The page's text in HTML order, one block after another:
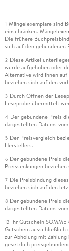
1 Mängelexemplare sind
einschränken.
Die frühere
sich auf den gebundenen
2 Diese Artikel
wurde aufgehoben oder
Alternative wird Ihnen
beziehen sich auf den
3 Durch Öffnen der
Leseprobe übermittelt
4 Der gebundene Preis
dargestellten Datums
5 Der Preisvergleich
Herstellers.
6 Der gebundene Preis
Preissenkungen
7 Die Preisbindung
beziehen sich auf den
8 Der gebundene Preis
dargestellten Datums
12 Ihr Gutschein
Gutschein ausschließlich
zur Abholung mit
gesetzlich